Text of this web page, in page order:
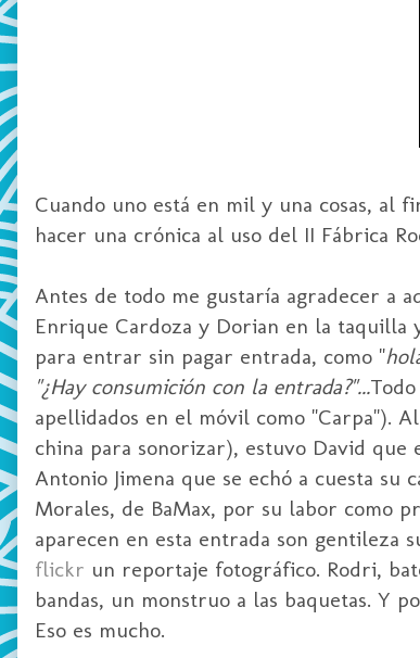
Cuando uno está en mil y una cosas, al
hacer una crónica al uso del II Fábrica
Antes de todo me gustaría agradecer a
Enrique Cardoza y Dorian en la taquilla
para entrar sin pagar entrada, como "
"¿Hay consumición con la entrada?"...
apellidados en el móvil como "Carpa").
china para sonorizar), estuvo David que
Antonio Jimena que se echó a cuesta su
Morales, de BaMax, por su labor como
aparecen en esta entrada son gentileza
flickr un reportaje fotográfico. Rodri,
bandas, un monstruo a las baquetas. Y
Eso es mucho.